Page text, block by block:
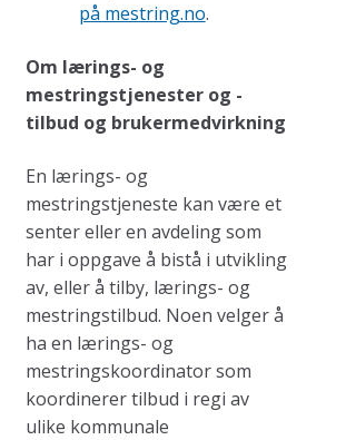
på mestring.no.
Om lærings- og
mestringstjenester og -
tilbud og brukermedvirkning
En lærings- og
mestringstjeneste kan være et
senter eller en avdeling som
har i oppgave å bistå i utvikling
av, eller å tilby, lærings- og
mestringstilbud. Noen velger å
ha en lærings- og
mestringskoordinator som
koordinerer tilbud i regi av
ulike kommunale